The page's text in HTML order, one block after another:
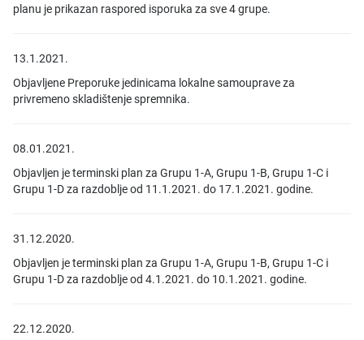
planu je prikazan raspored isporuka za sve 4 grupe.
13.1.2021.
Objavljene Preporuke jedinicama lokalne samouprave za
privremeno skladištenje spremnika.
08.01.2021.
Objavljen je terminski plan za Grupu 1-A, Grupu 1-B, Grupu 1-C i
Grupu 1-D za razdoblje od 11.1.2021. do 17.1.2021. godine.
31.12.2020.
Objavljen je terminski plan za Grupu 1-A, Grupu 1-B, Grupu 1-C i
Grupu 1-D za razdoblje od 4.1.2021. do 10.1.2021. godine.
22.12.2020.